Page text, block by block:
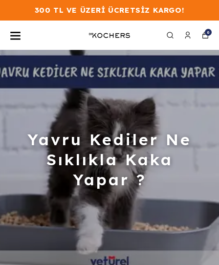
300 TL VE ÜZERİ ÜCRETSİZ KARGO!
0
Yavru Kediler Ne
Sıklıkla Kaka
Yapar ?